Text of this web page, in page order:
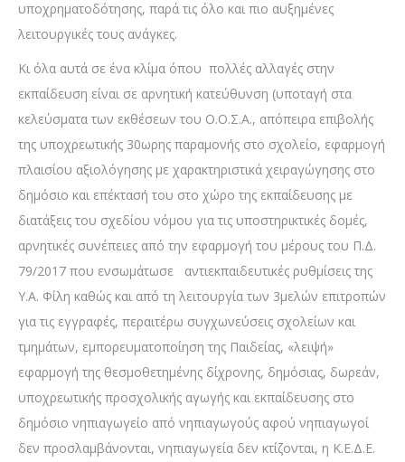
υποχρηματοδότησης, παρά τις όλο και πιο αυξημένες
λειτουργικές τους ανάγκες.
Κι όλα αυτά σε ένα κλίμα όπου πολλές αλλαγές στην
εκπαίδευση είναι σε αρνητική κατεύθυνση (υποταγή στα
κελεύσματα των εκθέσεων του Ο.Ο.Σ.Α., απόπειρα επιβολής
της υποχρεωτικής 30ωρης παραμονής στο σχολείο, εφαρμογή
πλαισίου αξιολόγησης με χαρακτηριστικά χειραγώγησης στο
δημόσιο και επέκτασή του στο χώρο της εκπαίδευσης με
διατάξεις του σχεδίου νόμου για τις υποστηρικτικές δομές,
αρνητικές συνέπειες από την εφαρμογή του μέρους του Π.Δ.
79/2017 που ενσωμάτωσε αντιεκπαιδευτικές ρυθμίσεις της
Υ.Α. Φίλη καθώς και από τη λειτουργία των 3μελών επιτροπών
για τις εγγραφές, περαιτέρω συγχωνεύσεις σχολείων και
τμημάτων, εμπορευματοποίηση της Παιδείας, «λειψή»
εφαρμογή της θεσμοθετημένης δίχρονης, δημόσιας, δωρεάν,
υποχρεωτικής προσχολικής αγωγής και εκπαίδευσης στο
δημόσιο νηπιαγωγείο από νηπιαγωγούς αφού νηπιαγωγοί
δεν προσλαμβάνονται, νηπιαγωγεία δεν κτίζονται, η Κ.Ε.Δ.Ε.